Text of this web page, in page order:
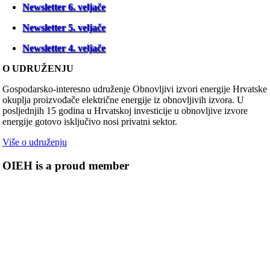
Newsletter 6. veljače
Newsletter 5. veljače
Newsletter 4. veljače
O UDRUŽENJU
Gospodarsko-interesno udruženje Obnovljivi izvori energije Hrvatske
okuplja proizvođače električne energije iz obnovljivih izvora. U
posljednjih 15 godina u Hrvatskoj investicije u obnovljive izvore
energije gotovo isključivo nosi privatni sektor.
Više o udruženju
OIEH is a proud member